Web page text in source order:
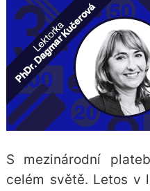
S mezinárodní
celém světě. Letos v